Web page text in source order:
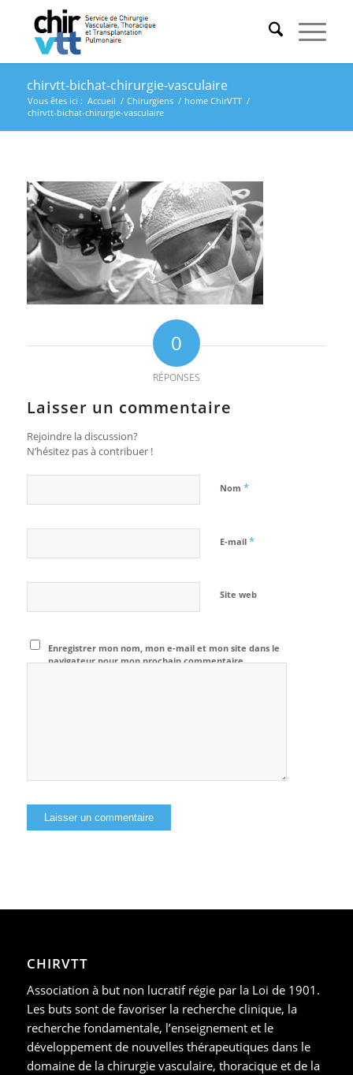
chirvtt-bichat-chirurgie-vasculaire
Vous êtes ici : Accueil / Chirurgiens / home ChirVTT /
chirvtt-bichat-chirurgie-vasculaire
0
RÉPONSES
Laisser un commentaire
Rejoindre la discussion?
N’hésitez pas à contribuer !
Nom *
E-mail *
Site web
Enregistrer mon nom, mon e-mail et mon site dans le
navigateur pour mon prochain commentaire.
CHIRVTT
Association à but non lucratif régie par la Loi de 1901.
Les buts sont de favoriser la recherche clinique, la
recherche fondamentale, l’enseignement et le
développement de nouvelles thérapeutiques dans le
domaine de la chirurgie vasculaire, thoracique et de la